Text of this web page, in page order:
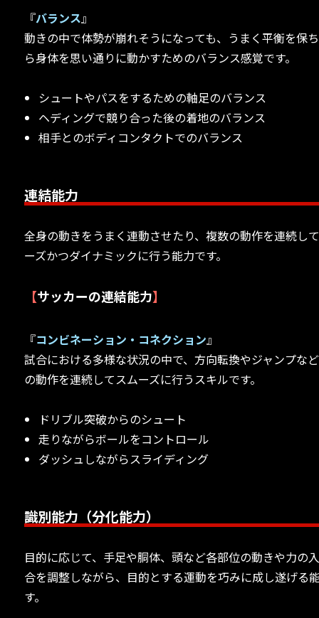
『バランス』
動きの中で体勢が崩れそうになっても、うまく平衡を保
ら身体を思い通りに動かすためのバランス感覚です。
シュートやパスをするための軸足のバランス
ヘディングで競り合った後の着地のバランス
相手とのボディコンタクトでのバランス
連結能力
全身の動きをうまく連動させたり、複数の動作を連続し
ーズかつダイナミックに行う能力です。
【サッカーの連結能力】
『コンビネーション・コネクション』
試合における多様な状況の中で、方向転換やジャンプな
の動作を連続してスムーズに行うスキルです。
ドリブル突破からのシュート
走りながらボールをコントロール
ダッシュしながらスライディング
識別能力（分化能力）
目的に応じて、手足や胴体、頭など各部位の動きや力の
合を調整しながら、目的とする運動を巧みに成し遂げる
す。